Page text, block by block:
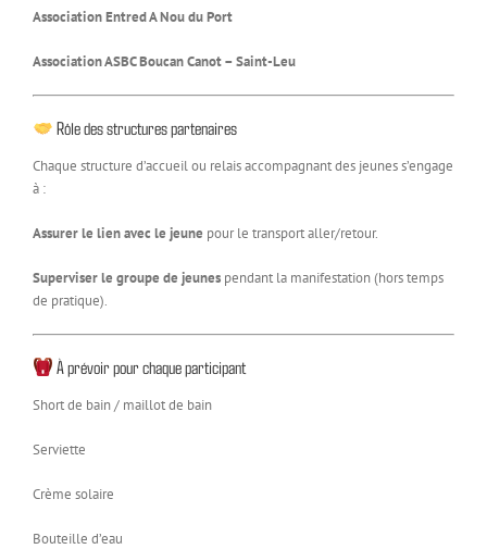
Association Entred A Nou du Port
Association ASBC Boucan Canot – Saint-Leu
Rôle des structures partenaires
Chaque structure d’accueil ou relais accompagnant des jeunes s’engage
à :
Assurer le lien avec le jeune pour le transport aller/retour.
Superviser le groupe de jeunes pendant la manifestation (hors temps
de pratique).
À prévoir pour chaque participant
Short de bain / maillot de bain
Serviette
Crème solaire
Bouteille d’eau